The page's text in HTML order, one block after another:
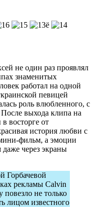
не один раз проявлял
знаменитых
работал на одной
певицей
роль влюбленного, с
выхода клипа на
восторге от
история любви с
фильм, а эмоции
даже через экраны
Горбачевой
рекламы Calvin
повезло не только
лицом известного